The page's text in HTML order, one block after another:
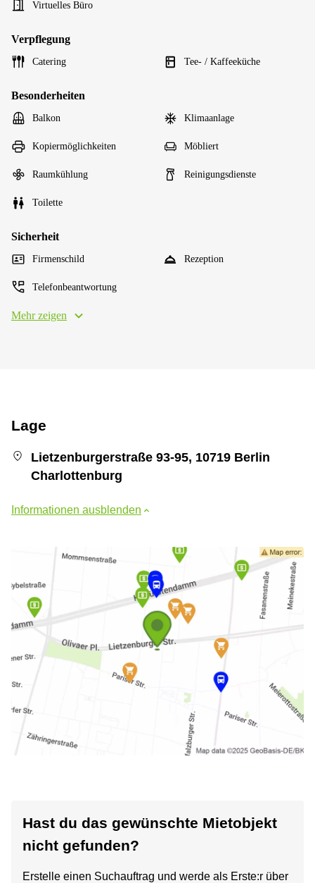
Virtuelles Büro
Verpflegung
Catering Tee- / Kaffeeküche
Besonderheiten
Balkon Klimaanlage
Kopiermöglichkeiten Möbliert
Raumkühlung Reinigungsdienste
Toilette
Sicherheit
Firmenschild Rezeption
Telefonbeantwortung
Mehr zeigen
Lage
Lietzenburgerstraße 93-95, 10719 Berlin
Charlottenburg
Informationen ausblenden
Hast du das gewünschte Mietobjekt
nicht gefunden?
Erstelle einen Suchauftrag und werde als Erste:r über